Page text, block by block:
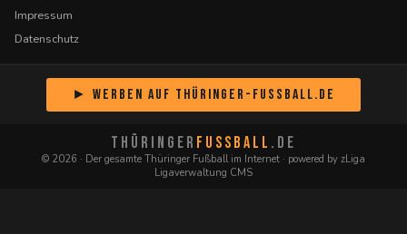
Impressum
Datenschutz
► Werben auf Thüringer-Fussball.de
THÜRINGER FUSSBALL .DE
© 2026 · Der gesamte Thüringer Fußball im Internet · powered by zLiga
Ligaverwaltung CMS